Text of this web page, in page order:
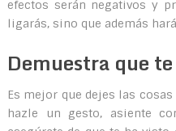
efectos serán negativos y
ligarás, sino que además
Demuestra que
Es mejor que dejes las
hazle un gesto, asiente